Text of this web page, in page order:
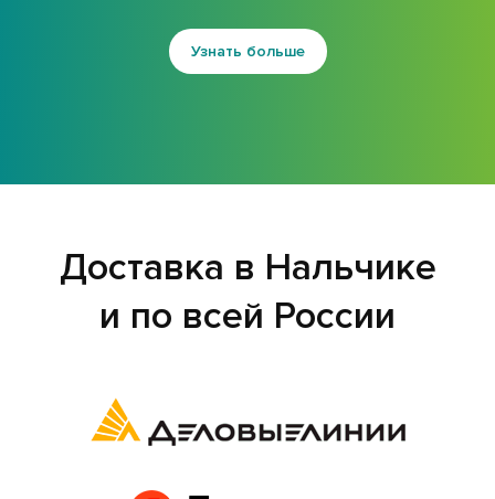
Узнать больше
Доставка в Нальчике
и по всей России